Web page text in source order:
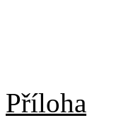
Příloha